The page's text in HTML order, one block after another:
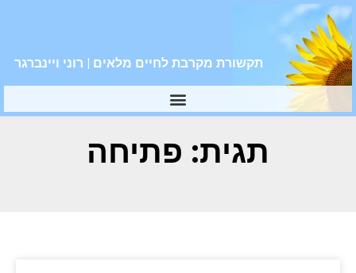
תקשורת מקרבת לחיים מלאים | רוני ויינברגר
תגית: פתיחה